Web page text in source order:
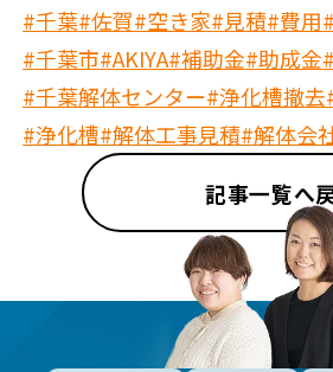
#千葉#佐賀#空き家#見積#費用
#千葉市#AKIYA#補助金#助成金
#千葉解体センター#浄化槽撤去
#浄化槽#解体工事見積#解体会
記事一覧へ